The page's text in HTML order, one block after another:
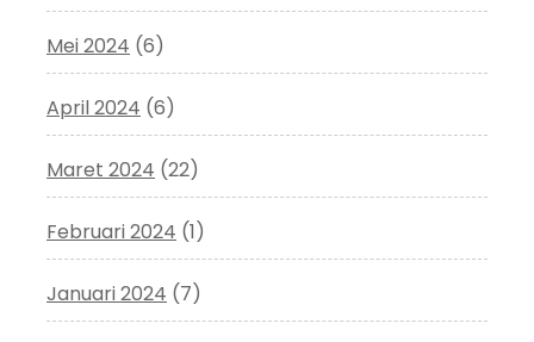
Mei 2024 (6)
April 2024 (6)
Maret 2024 (22)
Februari 2024 (1)
Januari 2024 (7)